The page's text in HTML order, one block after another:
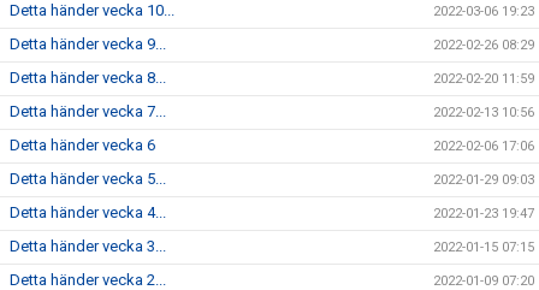
Detta händer vecka 10... 2022-03-06 19:23
Detta händer vecka 9... 2022-02-26 08:29
Detta händer vecka 8... 2022-02-20 11:59
Detta händer vecka 7... 2022-02-13 10:56
Detta händer vecka 6 2022-02-06 17:06
Detta händer vecka 5... 2022-01-29 09:03
Detta händer vecka 4... 2022-01-23 19:47
Detta händer vecka 3... 2022-01-15 07:15
Detta händer vecka 2... 2022-01-09 07:20